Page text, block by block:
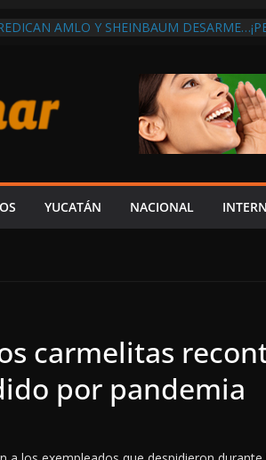
AMLO Y SHEINBAUM
DERRUMBA DISCURSO DE LAYDA AL
REGISTRA LA PEOR CAÍDA DE
DEL PAÍS, POR PÉSIMA
ISR
DE INFLUENCIAS POLÍTICAS EN
INCAPACITADO ASUME CULPA DEL
DOS ÁRBOLES SOBRE LA CARRETERA
YUCATÁN NACIONAL
carmelitas
por pandemia